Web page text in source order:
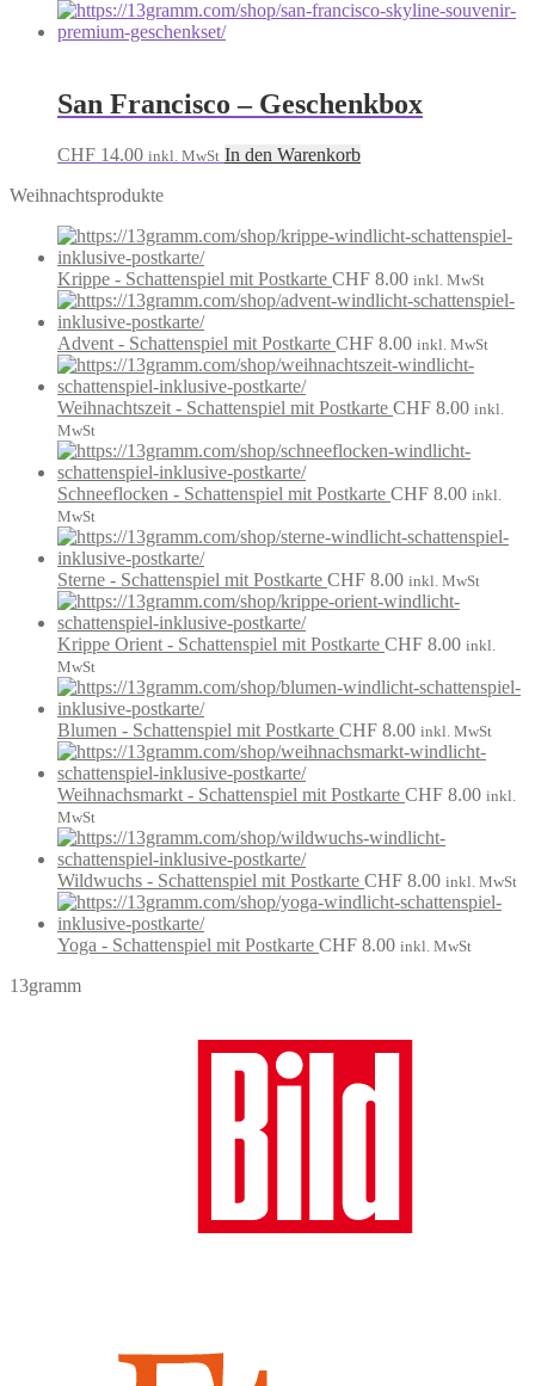
San Francisco – Geschenkbox
CHF 14.00 inkl. MwSt In den Warenkorb
Weihnachtsprodukte
Krippe - Schattenspiel mit Postkarte CHF 8.00 inkl. MwSt
Advent - Schattenspiel mit Postkarte CHF 8.00 inkl. MwSt
Weihnachtszeit - Schattenspiel mit Postkarte CHF 8.00 inkl.
MwSt
Schneeflocken - Schattenspiel mit Postkarte CHF 8.00 inkl.
MwSt
Sterne - Schattenspiel mit Postkarte CHF 8.00 inkl. MwSt
Krippe Orient - Schattenspiel mit Postkarte CHF 8.00 inkl.
MwSt
Blumen - Schattenspiel mit Postkarte CHF 8.00 inkl. MwSt
Weihnachsmarkt - Schattenspiel mit Postkarte CHF 8.00 inkl.
MwSt
Wildwuchs - Schattenspiel mit Postkarte CHF 8.00 inkl. MwSt
Yoga - Schattenspiel mit Postkarte CHF 8.00 inkl. MwSt
13gramm